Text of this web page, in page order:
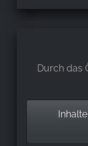
Durch das